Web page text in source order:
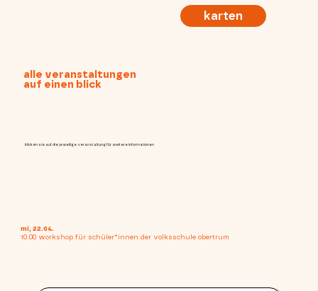
karten
alle veranstaltungen
auf einen blick
klicken sie auf die jeweilige veranstaltung für weitere informationen
mi, 22.04.
10.00 workshop für schüler*innen der volksschule obertrum